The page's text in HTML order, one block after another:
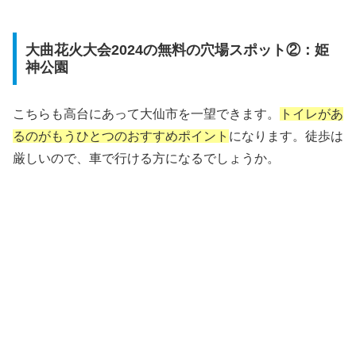
大曲花火大会2024の無料の穴場スポット②：姫
神公園
こちらも高台にあって大仙市を一望できます。
トイレがあ
るのがもうひとつのおすすめポイント になります。徒歩は
厳しいので、車で行ける方になるでしょうか。